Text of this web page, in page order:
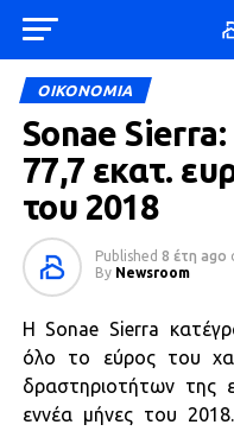
ΟΙΚΟΝΟΜΙΑ
Sonae
77,7 εκατ.
του 2018
Published 8 έτη ago
By Newsroom
Η Sonae Sierra
όλο το εύρος του
δραστηριοτήτων της
εννέα μήνες του